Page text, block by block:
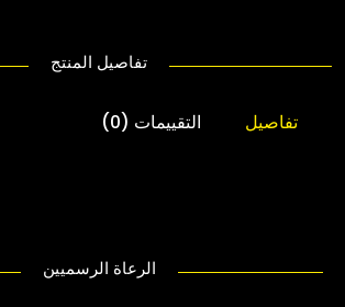
تفاصيل المنتج
تفاصيل التقييمات (0)
الرعاة الرسميين